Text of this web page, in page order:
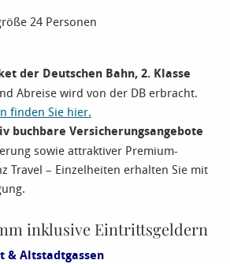
24 Personen
der Deutschen Bahn, 2. Klasse
Abreise wird von der DB erbracht.
finden Sie hier.
buchbare Versicherungsangebote
sowie attraktiver Premium-
Travel – Einzelheiten erhalten Sie mit
inklusive Eintrittsgeldern
& Altstadtgassen